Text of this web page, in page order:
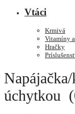
Vtáci
Krmivá
Vitamíny
Hračky
úchytkou